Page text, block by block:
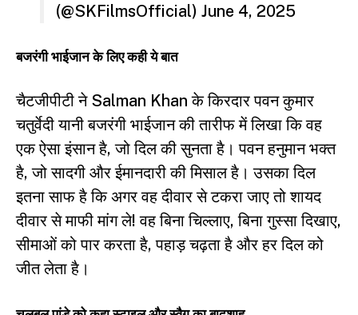
(@SKFilmsOfficial) June 4, 2025
बजरंगी भाईजान के लिए कही ये बात
चैटजीपीटी ने Salman Khan के किरदार पवन कुमार
चतुर्वेदी यानी बजरंगी भाईजान की तारीफ में लिखा कि वह
एक ऐसा इंसान है, जो दिल की सुनता है। पवन हनुमान भक्त
है, जो सादगी और ईमानदारी की मिसाल है। उसका दिल
इतना साफ है कि अगर वह दीवार से टकरा जाए तो शायद
दीवार से माफी मांग ले! वह बिना चिल्लाए, बिना गुस्सा दिखाए,
सीमाओं को पार करता है, पहाड़ चढ़ता है और हर दिल को
जीत लेता है।